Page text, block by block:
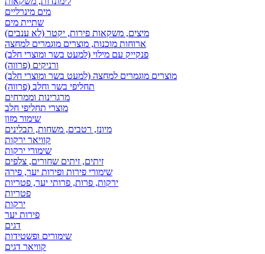
מים מינרליים
שתיית מים
מיצים, משקאות פירות, יקטר (לא ענבים)
ארוחות מוכנות, מוצרים מוגמרים למחצה
פנקייק עם מילוי (למעט בשר ומוצרי חלב)
ורניקים (פרווה)
מוצרים מוגמרים למחצה (למעט בשר ומוצרי חלב)
תחליפי בשר וחלב (פרווה)
מרגרינות וממרחים
מוצרי תחליפי חלב
שימור מזון
מיונז, רטבים, משחות, תבלינים
קוויאר ירקות
שימורי ירקות
זיתים, זיתים שחורים, צלפים
שימורי פירות ופירות יער, פירה
ירקות, פרות, פרותי יער, פטריות
פטריות
ירקות
פירות יער
דגים
שימורים ופשטידות
קוויאר דגים